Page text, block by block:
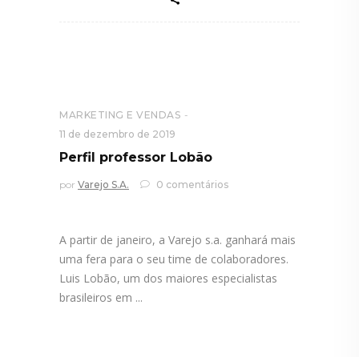
MARKETING E VENDAS
11 de dezembro de 2019
Perfil professor Lobão
por Varejo S.A. 0 comentários
A partir de janeiro, a Varejo s.a. ganhará mais
uma fera para o seu time de colaboradores.
Luis Lobão, um dos maiores especialistas
brasileiros em